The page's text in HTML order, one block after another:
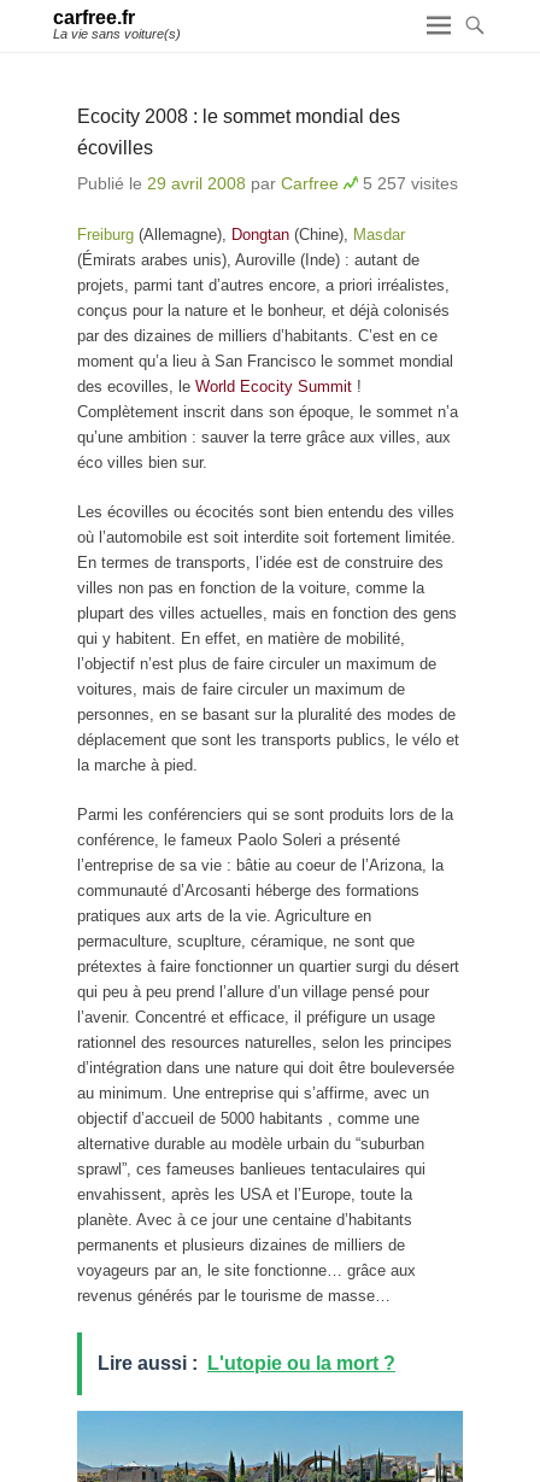
carfree.fr
La vie sans voiture(s)
Ecocity 2008 : le sommet mondial des
écovilles
Publié le 29 avril 2008 par Carfree 5 257 visites
Freiburg (Allemagne), Dongtan (Chine), Masdar
(Émirats arabes unis), Auroville (Inde) : autant de
projets, parmi tant d’autres encore, a priori irréalistes,
conçus pour la nature et le bonheur, et déjà colonisés
par des dizaines de milliers d’habitants. C’est en ce
moment qu’a lieu à San Francisco le sommet mondial
des ecovilles, le World Ecocity Summit !
Complètement inscrit dans son époque, le sommet n’a
qu’une ambition : sauver la terre grâce aux villes, aux
éco villes bien sur.
Les écovilles ou écocités sont bien entendu des villes
où l’automobile est soit interdite soit fortement limitée.
En termes de transports, l’idée est de construire des
villes non pas en fonction de la voiture, comme la
plupart des villes actuelles, mais en fonction des gens
qui y habitent. En effet, en matière de mobilité,
l’objectif n’est plus de faire circuler un maximum de
voitures, mais de faire circuler un maximum de
personnes, en se basant sur la pluralité des modes de
déplacement que sont les transports publics, le vélo et
la marche à pied.
Parmi les conférenciers qui se sont produits lors de la
conférence, le fameux Paolo Soleri a présenté
l’entreprise de sa vie : bâtie au coeur de l’Arizona, la
communauté d’Arcosanti héberge des formations
pratiques aux arts de la vie. Agriculture en
permaculture, scuplture, céramique, ne sont que
prétextes à faire fonctionner un quartier surgi du désert
qui peu à peu prend l’allure d’un village pensé pour
l’avenir. Concentré et efficace, il préfigure un usage
rationnel des resources naturelles, selon les principes
d’intégration dans une nature qui doit être bouleversée
au minimum. Une entreprise qui s’affirme, avec un
objectif d’accueil de 5000 habitants , comme une
alternative durable au modèle urbain du “suburban
sprawl”, ces fameuses banlieues tentaculaires qui
envahissent, après les USA et l’Europe, toute la
planète. Avec à ce jour une centaine d’habitants
permanents et plusieurs dizaines de milliers de
voyageurs par an, le site fonctionne… grâce aux
revenus générés par le tourisme de masse…
Lire aussi : L'utopie ou la mort ?